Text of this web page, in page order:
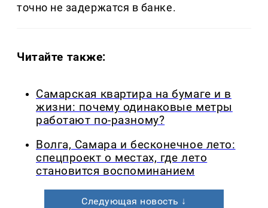
точно не задержатся в банке.
Читайте также:
Самарская квартира на бумаге и в
жизни: почему одинаковые метры
работают по-разному?
Волга, Самара и бесконечное лето:
спецпроект о местах, где лето
становится воспоминанием
Следующая новость ↓